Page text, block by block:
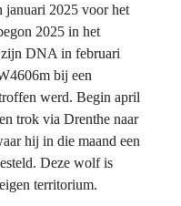
2025 voor het
2025 in het
DNA in februari
bij een
werd. Begin april
trok via Drenthe naar
hij in die maand een
Deze wolf is
territorium.